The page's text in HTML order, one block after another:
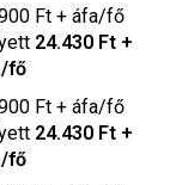
Ft + áfa/fő
24.430 Ft +
fő
Ft + áfa/fő
24.430 Ft +
fő